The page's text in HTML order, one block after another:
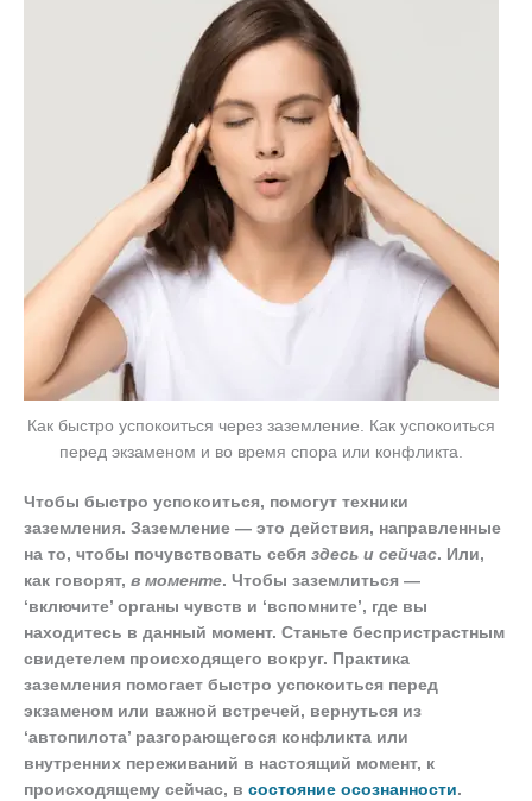
Как быстро успокоиться через заземление. Как успокоиться
перед экзаменом и во время спора или конфликта.
Чтобы быстро успокоиться, помогут техники
заземления. Заземление — это действия, направленные
на то, чтобы почувствовать себя здесь и сейчас. Или,
как говорят, в моменте. Чтобы заземлиться —
‘включите’ органы чувств и ‘вспомните’, где вы
находитесь в данный момент. Станьте беспристрастным
свидетелем происходящего вокруг. Практика
заземления помогает быстро успокоиться перед
экзаменом или важной встречей, вернуться из
‘автопилота’ разгорающегося конфликта или
внутренних переживаний в настоящий момент, к
происходящему сейчас, в состояние осознанности.